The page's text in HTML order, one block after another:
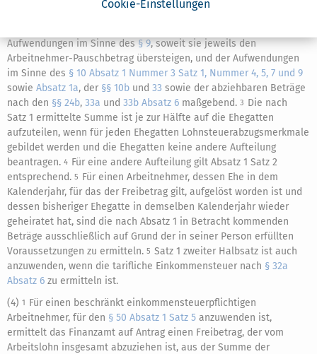
Cookie-Einstellungen
Für die Anwendung des Absatzes 2 Satz 4 ist die
Aufwendungen im Sinne des§ 9, soweit sie jeweils den
Arbeitnehmer-Pauschbetrag übersteigen, und der Aufwendungen
im Sinne des § 10 Absatz 1 Nummer 3 Satz 1, Nummer 4, 5, 7 und 9
sowie Absatz 1a, der §§ 10b und 33 sowie der abziehbaren Beträge
nach den §§ 24b, 33a und 33b Absatz 6 maßgebend. 3 Die nach
Satz 1 ermittelte Summe ist je zur Hälfte auf die Ehegatten
aufzuteilen, wenn für jeden Ehegatten Lohnsteuerabzugsmerkmale
gebildet werden und die Ehegatten keine andere Aufteilung
beantragen. 4 Für eine andere Aufteilung gilt Absatz 1 Satz 2
entsprechend. 5 Für einen Arbeitnehmer, dessen Ehe in dem
Kalenderjahr, für das der Freibetrag gilt, aufgelöst worden ist und
dessen bisheriger Ehegatte in demselben Kalenderjahr wieder
geheiratet hat, sind die nach Absatz 1 in Betracht kommenden
Beträge ausschließlich auf Grund der in seiner Person erfüllten
Voraussetzungen zu ermitteln. 5 Satz 1 zweiter Halbsatz ist auch
anzuwenden, wenn die tarifliche Einkommensteuer nach § 32a
Absatz 6 zu ermitteln ist.
(4) 1 Für einen beschränkt einkommensteuerpflichtigen
Arbeitnehmer, für den § 50 Absatz 1 Satz 5 anzuwenden ist,
ermittelt das Finanzamt auf Antrag einen Freibetrag, der vom
Arbeitslohn insgesamt abzuziehen ist, aus der Summe der